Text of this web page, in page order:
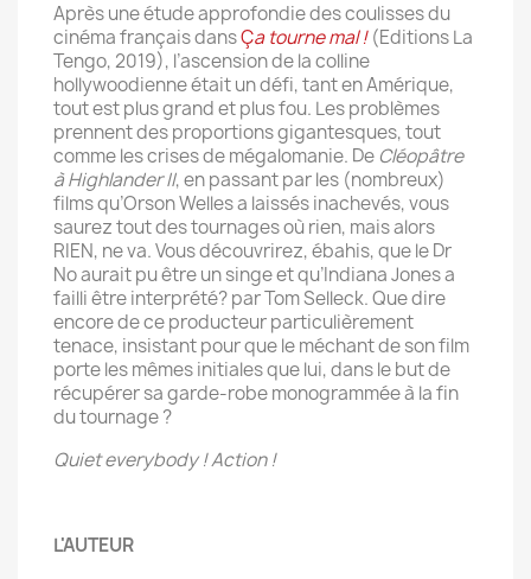
Après une étude approfondie des coulisses du
cinéma français dansÇa tourne mal !(Editions La
Tengo, 2019), l’ascension de la colline
hollywoodienne était un défi, tant en Amérique,
tout est plus grand et plus fou. Les problèmes
prennent des proportions gigantesques, tout
comme les crises de mégalomanie. De Cléopâtre
àHighlander II, en passant par les (nombreux)
films qu’Orson Welles a laissés inachevés, vous
saurez tout des tournages où rien, mais alors
RIEN, ne va. Vous découvrirez, ébahis, que le Dr
No aurait pu être un singe et qu’Indiana Jones a
failli être interprété? par Tom Selleck. Que dire
encore de ce producteur particulièrement
tenace, insistant pour que le méchant de son film
porte les mêmes initiales que lui, dans le but de
récupérer sa garde-robe monogrammée à la fin
du tournage ?
Quiet everybody ! Action !
L'AUTEUR